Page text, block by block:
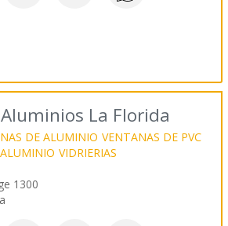
La Florida
DE ALUMINIO VENTANAS DE PVC
VIDRIERIAS
1300